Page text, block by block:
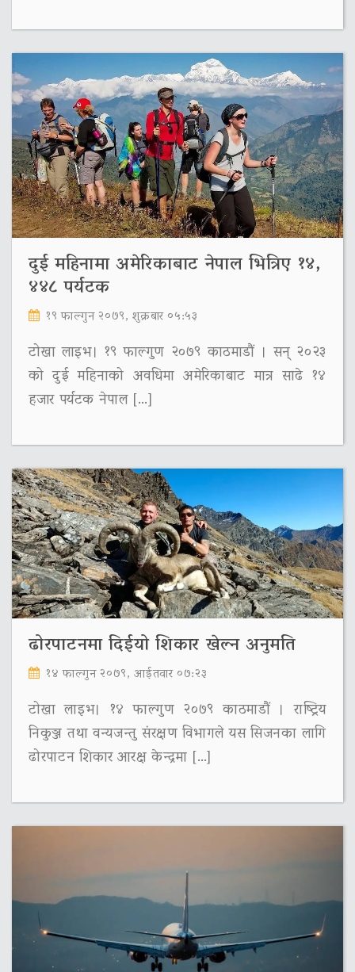
दुई महिनामा अमेरिकाबाट नेपाल भित्रिए १४,
४४८ पर्यटक
१९ फाल्गुन २०७९, शुक्रबार ०५:५३
टोखा लाइभ। १९ फाल्गुण २०७९ काठमाडौं । सन् २०२३
को दुई महिनाको अवधिमा अमेरिकाबाट मात्र साढे १४
हजार पर्यटक नेपाल […]
ढोरपाटनमा दिईयो शिकार खेल्न अनुमति
१४ फाल्गुन २०७९, आईतवार ०७:२३
टोखा लाइभ। १४ फाल्गुण २०७९ काठमाडौं । राष्ट्रिय
निकुञ्ज तथा वन्यजन्तु संरक्षण विभागले यस सिजनका लागि
ढोरपाटन शिकार आरक्ष केन्द्रमा […]